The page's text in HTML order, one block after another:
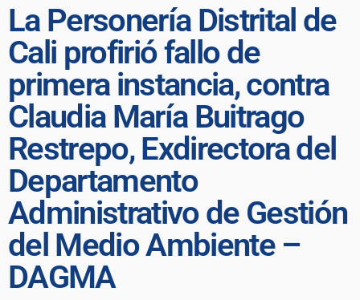
La Personería Distrital de
Cali profirió fallo de
primera instancia, contra
Claudia María Buitrago
Restrepo, Exdirectora del
Departamento
Administrativo de Gestión
del Medio Ambiente –
DAGMA